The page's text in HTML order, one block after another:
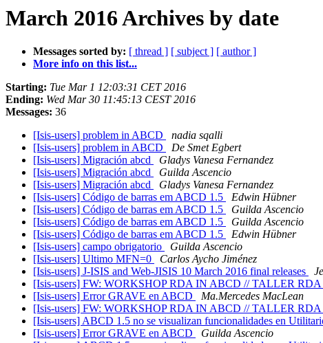
March 2016 Archives by date
Messages sorted by: [ thread ] [ subject ] [ author ]
More info on this list...
Starting: Tue Mar 1 12:03:31 CET 2016
Ending: Wed Mar 30 11:45:13 CEST 2016
Messages: 36
[Isis-users] problem in ABCD
nadia sqalli
[Isis-users] problem in ABCD
De Smet Egbert
[Isis-users] Migración abcd
Gladys Vanesa Fernandez
[Isis-users] Migración abcd
Guilda Ascencio
[Isis-users] Migración abcd
Gladys Vanesa Fernandez
[Isis-users] Código de barras em ABCD 1.5
Edwin Hübner
[Isis-users] Código de barras em ABCD 1.5
Guilda Ascencio
[Isis-users] Código de barras em ABCD 1.5
Guilda Ascencio
[Isis-users] Código de barras em ABCD 1.5
Edwin Hübner
[Isis-users] campo obrigatorio
Guilda Ascencio
[Isis-users] Ultimo MFN=0
Carlos Aycho Jiménez
[Isis-users] J-ISIS and Web-JISIS 10 March 2016 final releases
[Isis-users] FW: WORKSHOP RDA IN ABCD // TALLER
[Isis-users] Error GRAVE en ABCD
Ma.Mercedes MacLean
[Isis-users] FW: WORKSHOP RDA IN ABCD // TALLER
[Isis-users] ABCD 1.5 no se visualizan funcionalidades en
[Isis-users] Error GRAVE en ABCD
Guilda Ascencio